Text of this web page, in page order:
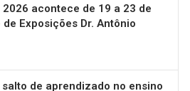
2026 acontece de 19 a 23 de
Exposições Dr. Antônio
de aprendizado no ensino